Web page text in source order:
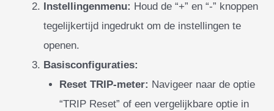
Instellingenmenu: Houd de “+” en “-” knoppen
tegelijkertijd ingedrukt om de instellingen te
openen.
Basisconfiguraties:
Reset TRIP-meter: Navigeer naar de optie
“TRIP Reset” of een vergelijkbare optie in